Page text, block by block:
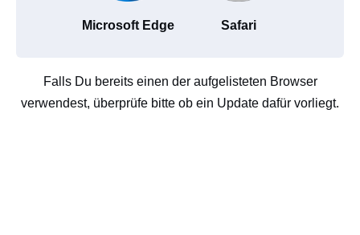
Microsoft Edge Safari
Falls Du bereits einen der aufgelisteten Browser
verwendest, überprüfe bitte ob ein Update dafür vorliegt.